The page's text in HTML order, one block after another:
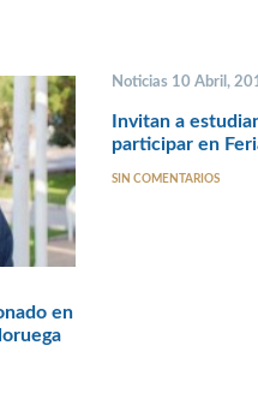
en
Noticias 10 Abril,
Invitan a
participar en
SIN COMENTARIOS